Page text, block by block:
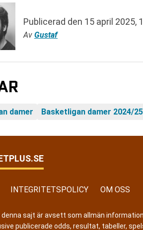
Publicerad den 15 april 2025,
Av Gustaf
damer Basketligan damer 2024/25
INTEGRITETSPOLICY OM OSS
denna sajt är avsett som allmän
publicerade odds, resultat, tabeller,